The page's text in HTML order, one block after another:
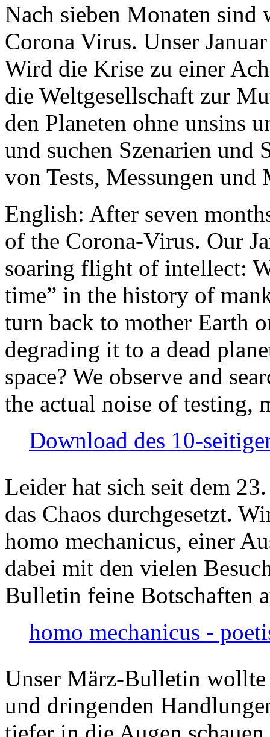
Nach sieben Monaten
Corona Virus. Unser
Wird die Krise zu einer
die Weltgesellschaft zur
den Planeten ohne unsins
und suchen Szenarien und
von Tests, Messungen und
English: After seven
of the Corona-Virus. Our
soaring flight of intellect:
time” in the history of
turn back to mother Earth
degrading it to a dead
space? We observe and
the actual noise of testing,
Download des 10-
Leider hat sich seit dem
das Chaos durchgesetzt.
homo mechanicus, einer
dabei mit den vielen
Bulletin feine Botschaften
homo mechanicus -
Unser März-Bulletin
und dringenden